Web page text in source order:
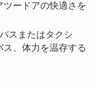
ードアの快適さを
スまたはタクシ
、体力を温存する